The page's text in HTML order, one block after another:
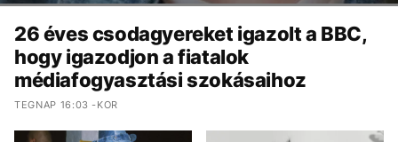
26 éves csodagyereket igazolt a BBC,
hogy igazodjon a fiatalok
médiafogyasztási szokásaihoz
TEGNAP 16:03 -KOR